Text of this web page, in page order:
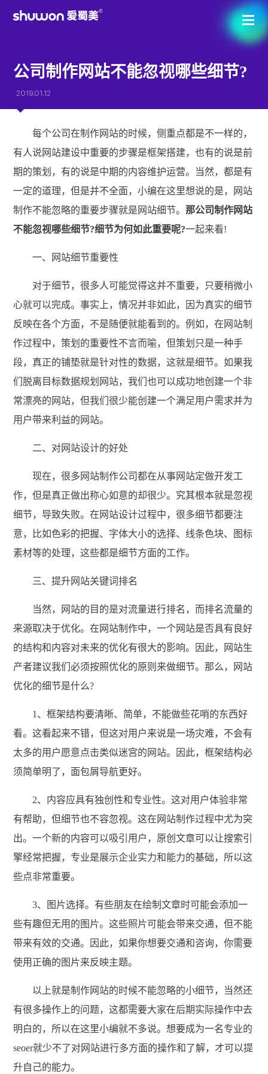
公司制作网站不能忽视哪些细节?
2019.01.12
每个公司在制作网站的时候，侧重点都是不一样的，
有人说网站建设中重要的步骤是框架搭建，也有的说是前
期的策划，有的说是中期的内容维护运营。当然，都是有
一定的道理，但是并不全面，小编在这里想说的是，网站
制作不能忽略的重要步骤就是网站细节。 那公司制作网站
不能忽视哪些细节?细节为何如此重要呢?一起来看!
一、网站细节重要性
对于细节，很多人可能觉得这并不重要，只要稍微小
心就可以完成。事实上，情况并非如此，因为真实的细节
反映在各个方面，不是随便就能看到的。例如，在网站制
作过程中，策划的重要性不言而喻，但策划只是一种手
段，真正的铺垫就是针对性的数据，这就是细节。如果我
们脱离目标数据规划网站，我们也可以成功地创建一个非
常漂亮的网站，但我们很少能创建一个满足用户需求并为
用户带来利益的网站。
二、对网站设计的好处
现在，很多网站制作公司都在从事网站定做开发工
作，但是真正做出称心如意的却很少。究其根本就是忽视
细节，导致失败。在网站设计过程中，很多细节都要注
意，比如色彩的把握、字体大小的选择、线条色块、图标
素材等的处理，这些都是细节方面的工作。
三、提升网站关键词排名
当然，网站的目的是对流量进行排名，而排名流量的
来源取决于优化。在网站制作中，一个网站是否具有良好
的结构和内容对未来的优化有很大的影响。因此，网站生
产者建议我们必须按照优化的原则来做细节。那么，网站
优化的细节是什么?
1、框架结构要清晰、简单，不能做些花哨的东西好
看。这看起来不错，但这对用户来说是一场灾难，不会有
太多的用户愿意点击类似迷宫的网站。因此，框架结构必
须简单明了，面包屑导航更好。
2、内容应具有独创性和专业性。这对用户体验非常
有帮助，但细节也不容忽视。这在网站制作过程中尤为突
出。一个新的内容可以吸引用户，原创文章可以让搜索引
擎经常把握，专业是展示企业实力和能力的基础，所以这
些点非常重要。
3、图片选择。有些朋友在绘制文章时可能会添加一
些有趣但无用的图片。这些照片可能会带来交通，但不能
带来有效的交通。因此，如果你想要交通和咨询，你需要
使用正确的图片来反映主题。
以上就是制作网站的时候不能忽略的小细节，当然还
有很多操作上的问题，这都需要大家在后期实际操作中去
明白的，所以在这里小编就不多说。想要成为一名专业的
seoer就少不了对网站进行多方面的操作和了解，才可以提
升自己的能力。